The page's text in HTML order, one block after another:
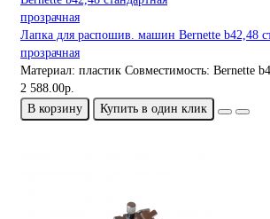
Лапка для распошив. машин Bernette b42,48
прозрачная
Материал: пластик Совместимость: Bernette
2 588.00р.
В корзину
Купить в один клик